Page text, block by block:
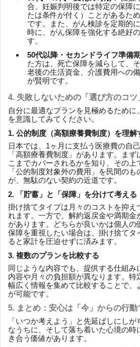
合、妊娠判明後では特定の保障
たは条件が付く）ことがあるた
です。また、がん検診を定期的
時に、がん保障を強化する絶好
す。
50代以降・セカンドライフ準備期
た方は、死亡保障を減らして、
老後の生活資金、介護費用への
が賢明です。
4. 失敗しないための「選び方のコツ
自分に最適なプランを見極めるために
を意識してみてください。
1. 公的制度（高額療養費制度）を理解
日本では、1ヶ月に支払う医療費の自
「高額療養費制度」があります。ま
こまでカバーされるかを知り、その上
「公的制度対象外の費用」を民間の
が、無駄のない契約の近道です。
2. 「貯蓄」と「保障」を分けて考える
掛け捨てタイプは月々のコストを抑え
れます。一方で、解約返戻金や満期金
があります。どちらが良いかは個人の
保障を重視したい場合は、掛け捨てタ
ると家計を圧迫せずに済みます。
3. 複数のプランを比較する
同じような内容でも、提供する仕組み
内容や月々の負担額が異なります。特
幅広く情報を集めて比較することで、
が可能です。
5. まとめ：安心は「今」からの行動
「いつか考えよう」と先延ばしにし
なうちに、そして落ち着いた心境の時
き合う価値があります。